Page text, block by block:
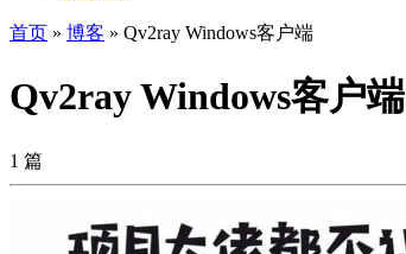
首页 » 博客 » Qv2ray Windows客户端
Qv2ray Windows客户端
1 篇